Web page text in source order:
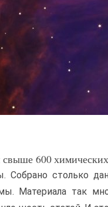
600
столько
Материала так